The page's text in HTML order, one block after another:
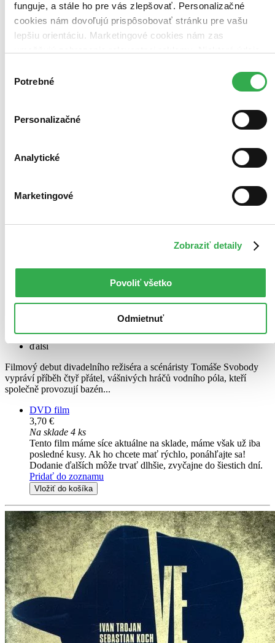
funguje, a stále ho pre vás zlepšovať. Personalizačné
cookies nám dovoľujú prispôsobovať stránku pre vašu
lepšiu orientáciu. Marketingové cookies nám zas
keby sme mohli používať všetky tieto cookies. Ďakujeme!
súhlasu
Potrebné
Personalizačné
Analytické
Marketingové
Zobraziť detaily
Povoliť všetko
Odmietnuť
CZ
Bolek Polívka
Jitka Čvančarová
ďalší
Filmový debut divadelního režiséra a scénáristy Tomáše Svobody
vypráví příběh čtyř přátel, vášnivých hráčů vodního póla, kteří
společně provozují bazén...
DVD film
3,70 €
Na sklade 4 ks
Tento film máme síce aktuálne na sklade, máme však už iba
posledné kusy. Ak ho chcete mať rýchlo, ponáhľajte sa!
Dodanie ďalších môže trvať dlhšie, zvyčajne do šiestich dní.
Pridať do zoznamu
Vložiť do košíka